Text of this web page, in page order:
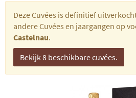
Deze Cuvées is definitief
andere Cuvées en jaargangen op
Castelnau.
Bekijk 8 beschikbare cuvées.